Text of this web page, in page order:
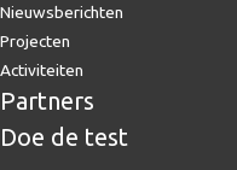
Nieuwsberichten
Projecten
Activiteiten
Partners
Doe de test